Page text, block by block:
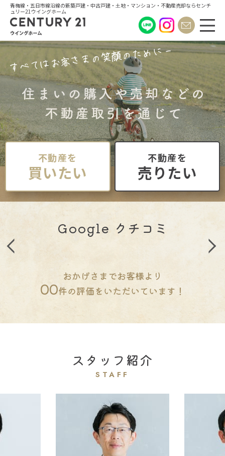
青梅線・五日市線沿線の新築戸建・中古戸建・土地・マンション・不動産売却ならセンチ
ュリー21ウイングホーム
不動産を
買いたい
不動産を
売りたい
Google クチコミ
おかげさまでお客様より
00件の評価をいただいています！
スタッフ紹介
STAFF